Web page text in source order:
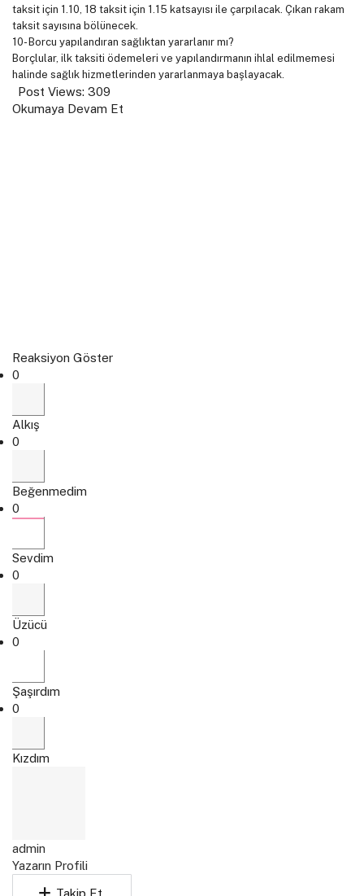
taksit için 1.10, 18 taksit için 1.15 katsayısı ile çarpılacak. Çıkan rakam
taksit sayısına bölünecek.
10- Borcu yapılandıran sağlıktan yararlanır mı?
Borçlular, ilk taksiti ödemeleri ve yapılandırmanın ihlal edilmemesi
halinde sağlık hizmetlerinden yararlanmaya başlayacak.
Post Views: 309
Okumaya Devam Et
Reaksiyon Göster
0
Alkış
0
Beğenmedim
0
Sevdim
0
Üzücü
0
Şaşırdım
0
Kızdım
admin
Yazarın Profili
Takip Et